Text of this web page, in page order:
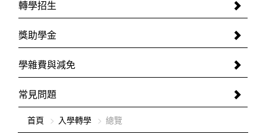
轉學招生
獎助學金
學雜費與減免
常見問題
首頁 入學轉學 總覽